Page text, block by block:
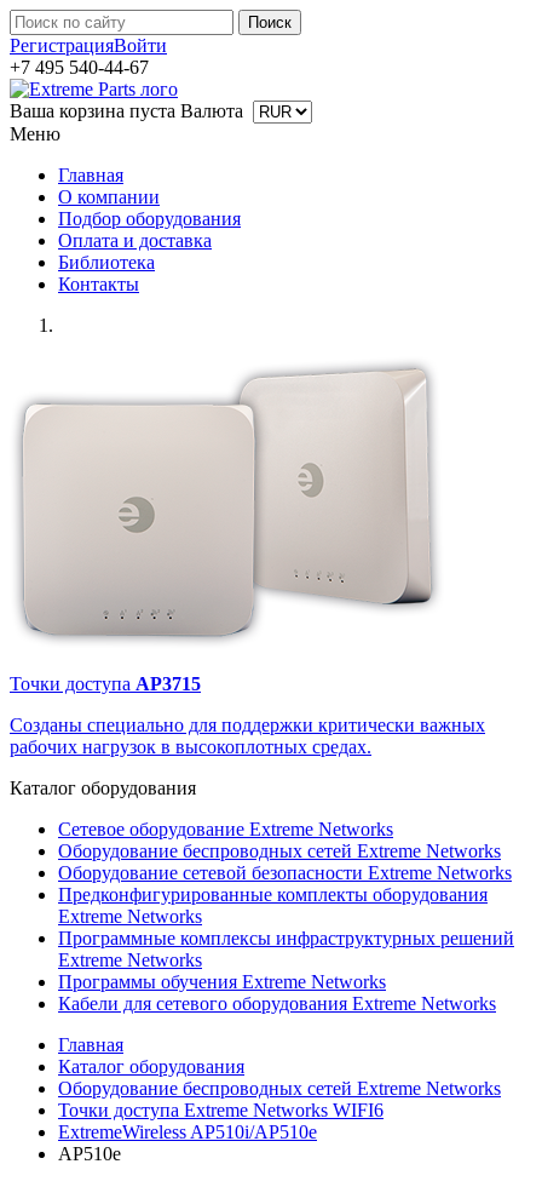
РегистрацияВойти
+7 495 540-44-67
Ваша корзина пуста Валюта
Меню
Главная
О компании
Подбор оборудования
Оплата и доставка
Библиотека
Контакты
Точки доступа AP3715
Созданы специально для поддержки критически важных
рабочих нагрузок в высокоплотных средах.
Каталог оборудования
Сетевое оборудование Extreme Networks
Оборудование беспроводных сетей Extreme Networks
Оборудование сетевой безопасности Extreme Networks
Предконфигурированные комплекты оборудования
Extreme Networks
Программные комплексы инфраструктурных решений
Extreme Networks
Программы обучения Extreme Networks
Кабели для сетевого оборудования Extreme Networks
Главная
Каталог оборудования
Оборудование беспроводных сетей Extreme Networks
Точки доступа Extreme Networks WIFI6
ExtremeWireless AP510i/AP510e
AP510e